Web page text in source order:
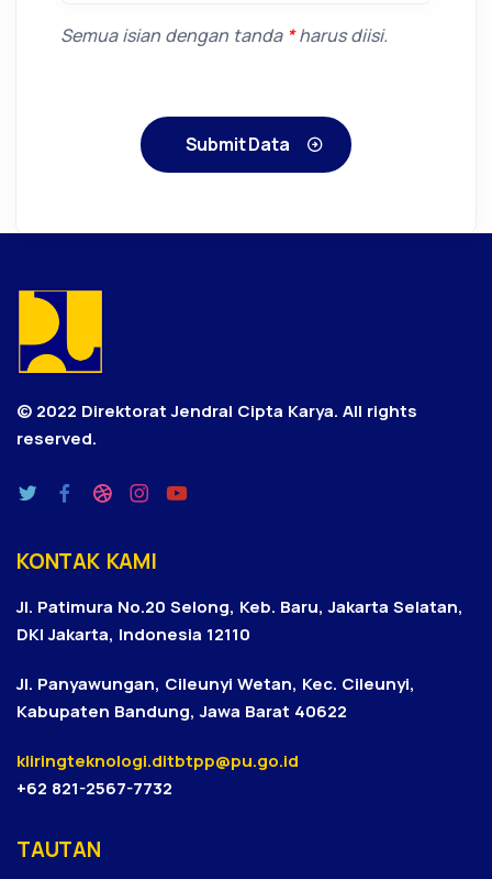
Semua isian dengan tanda *harus diisi.
Submit Data
© 2022 Direktorat Jendral Cipta Karya. All rights
reserved.
KONTAK KAMI
Jl. Patimura No.20 Selong, Keb. Baru, Jakarta Selatan,
DKI Jakarta, Indonesia 12110
Jl. Panyawungan, Cileunyi Wetan, Kec. Cileunyi,
Kabupaten Bandung, Jawa Barat 40622
kliringteknologi.ditbtpp@pu.go.id
+62 821-2567-7732
TAUTAN